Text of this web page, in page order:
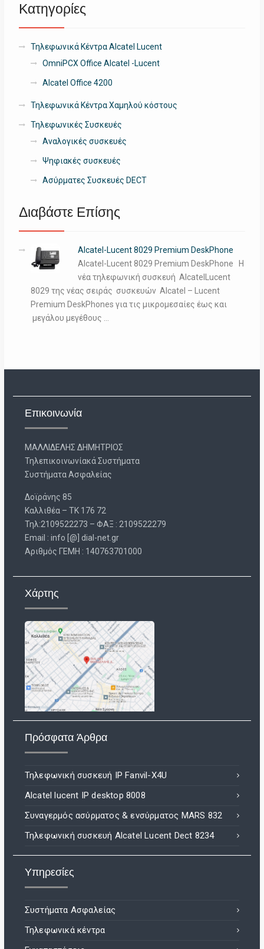
Κατηγορίες
Τηλεφωνικά Κέντρα Alcatel Lucent
OmniPCX Office Alcatel -Lucent
Alcatel Office 4200
Τηλεφωνικά Κέντρα Χαμηλού κόστους
Τηλεφωνικές Συσκευές
Αναλογικές συσκευές
Ψηφιακές συσκευές
Ασύρματες Συσκευές DECT
Διαβάστε Επίσης
Alcatel-Lucent 8029 Premium DeskPhone
Alcatel-Lucent 8029 Premium DeskPhone Η
νέα τηλεφωνική συσκευή AlcatelLucent
8029 της νέας σειράς συσκευών Alcatel – Lucent
Premium DeskPhones για τις μικρομεσαίες έως και
μεγάλου μεγέθους …
Επικοινωνία
ΜΑΛΛΙΔΕΛΗΣ ΔΗΜΗΤΡΙΟΣ
Τηλεπικοινωνίακά Συστήματα
Συστήματα Ασφαλείας
Δοϊράνης 85
Καλλιθέα – ΤΚ 176 72
Τηλ:2109522273 – ΦΑΞ : 2109522279
Email : info [@] dial-net.gr
Aριθμός ΓΕΜΗ : 140763701000
Χάρτης
Πρόσφατα Άρθρα
Τηλεφωνική συσκευή IP Fanvil-X4U
Alcatel lucent IP desktop 8008
Συναγερμός ασύρματος & ενσύρματος MARS 832
Τηλεφωνική συσκευή Alcatel Lucent Dect 8234
Υπηρεσίες
Συστήματα Ασφαλείας
Τηλεφωνικά κέντρα